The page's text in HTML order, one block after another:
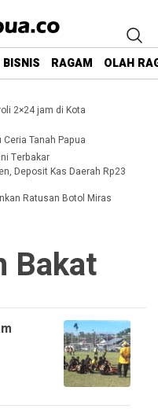
BISNIS RAGAM OLAH
2×24 jam di Kota
Tanah Papua
Terbakar
Deposit Kas Daerah Rp23
Ratusan Botol Miras
Bakat